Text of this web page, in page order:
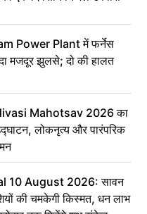
Power Plant में फर्नेस
मजदूर झुलसे; दो की हालत
Mahotsav 2026 का
लोकनृत्य और पारंपरिक
10 August 2026: सावन
की चमकेगी किस्मत, धन लाभ